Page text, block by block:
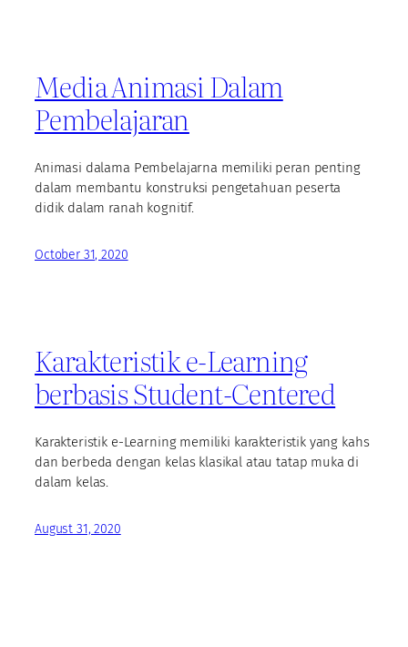
Media Animasi Dalam
Pembelajaran
Animasi dalama Pembelajarna memiliki peran penting
dalam membantu konstruksi pengetahuan peserta
didik dalam ranah kognitif.
October 31, 2020
Karakteristik e-Learning
berbasis Student-Centered
Karakteristik e-Learning memiliki karakteristik yang kahs
dan berbeda dengan kelas klasikal atau tatap muka di
dalam kelas.
August 31, 2020